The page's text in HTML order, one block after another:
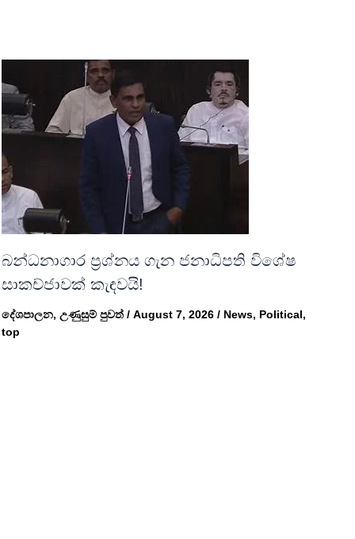
බන්ධනාගාර ප්‍රශ්නය ගැන ජනාධිපති විශේෂ
සාකච්ජාවක් කැඳවයි!
දේශපාලන, උණුසුම් පුවත්/ August 7, 2026 / News, Political,
top